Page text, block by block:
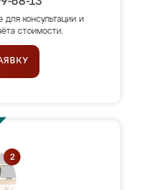
для консультации и
стоимости.